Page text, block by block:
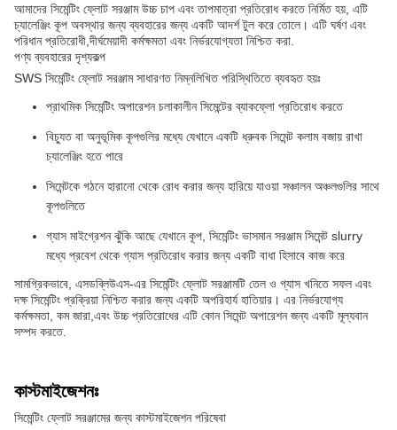
আমাদের সিমেন্টিং ফ্লোট সরঞ্জাম উচ্চ চাপ এবং তাপমাত্রা প্রতিরোধ করতে নির্মিত হয়, এটি
চ্যালেঞ্জিং কূপ অবস্থার জন্য ব্যবহারের জন্য একটি আদর্শ টুল করে তোলে। এটি ঘর্ষণ এবং
পরিধান প্রতিরোধী,দীর্ঘমেয়াদী কর্মক্ষমতা এবং নির্ভরযোগ্যতা নিশ্চিত করা.
পণ্য ব্যবহারের দৃশ্যকল্প
SWS সিমেন্টিং ফ্লোট সরঞ্জাম সাধারণত নিম্নলিখিত পরিস্থিতিতে ব্যবহৃত হয়ঃ
প্রাথমিক সিমেন্টিং অপারেশন চলাকালীন সিমেন্টের ব্যাকফ্লো প্রতিরোধ করতে
বিচ্যুত বা অনুভূমিক কূপগুলির মধ্যে যেখানে একটি ধ্রুবক সিমেন্ট কলাম বজায় রাখা
চ্যালেঞ্জিং হতে পারে
সিমেন্টকে গঠনে হারানো থেকে রোধ করার জন্য হারিয়ে যাওয়া সঞ্চালন অঞ্চলগুলির সাথে
কূপগুলিতে
গ্যাস মাইগ্রেশন ঝুঁকি আছে যেখানে কূপ, সিমেন্টিং ভাসমান সরঞ্জাম সিমেন্ট slurry
মধ্যে প্রবেশ থেকে গ্যাস প্রতিরোধ করার জন্য একটি বাধা হিসাবে কাজ করে
সামগ্রিকভাবে, এসডব্লিউএস-এর সিমেন্টিং ফ্লোট সরঞ্জামটি তেল ও গ্যাস খনিতে সফল এবং
দক্ষ সিমেন্টিং প্রক্রিয়া নিশ্চিত করার জন্য একটি অপরিহার্য হাতিয়ার। এর নির্ভরযোগ্য
কর্মক্ষমতা, কম জারা,এবং উচ্চ প্রতিরোধের এটি কোন সিমেন্ট অপারেশন জন্য একটি মূল্যবান
সম্পদ করতে.
কাস্টমাইজেশনঃ
সিমেন্টিং ফ্লোট সরঞ্জামের জন্য কাস্টমাইজেশন পরিষেবা